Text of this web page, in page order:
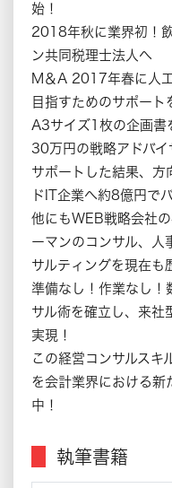
始！
2018年秋に業界初！
ン共同税理士法人へ
M＆A 2017年春に人
目指すためのサポート
A3サイズ1枚の企画書
30万円の戦略アドバイ
サポートした結果、方
ドIT企業へ約8億円で
他にもWEB戦略会社
ーマンのコンサル、人
サルティングを現在も
準備なし！作業なし！
サル術を確立し、来社
実現！
この経営コンサルスキ
を会計業界における新
中！
執筆書籍